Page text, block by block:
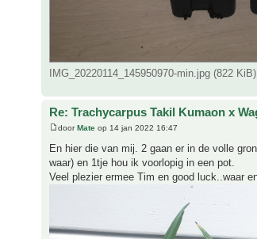
IMG_20220114_145950970-min.jpg (822
Re: Trachycarpus Takil Kumaon x
doorMate op 14 jan 2022 16:47
En hier die van mij. 2 gaan er in de volle
waar) en 1tje hou ik voorlopig in een pot.
Veel plezier ermee Tim en good luck..waar